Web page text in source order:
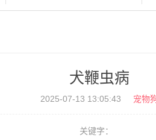
狗狗什么时
狗狗运动系
犬鞭虫病
2025-07-13 13:05:43 宠物
关键字：